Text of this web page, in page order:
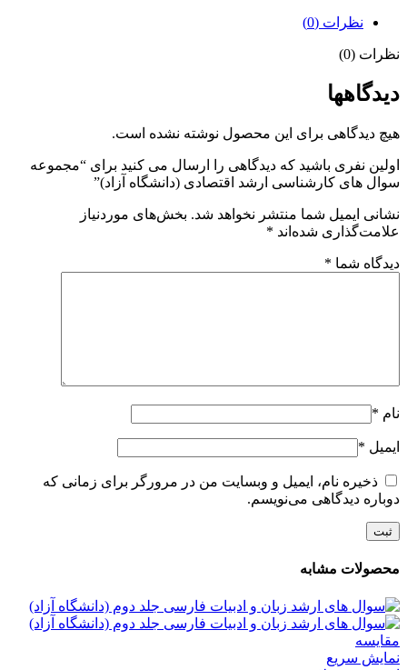
نظرات (0)
نظرات (0)
دیدگاهها
هیچ دیدگاهی برای این محصول نوشته نشده است.
اولین نفری باشید که دیدگاهی را ارسال می کنید برای “مجموعه
سوال های کارشناسی ارشد اقتصادی (دانشگاه آزاد)”
نشانی ایمیل شما منتشر نخواهد شد. بخش‌های موردنیاز
علامت‌گذاری شده‌اند *
دیدگاه شما *
نام *
ایمیل *
ذخیره نام، ایمیل و وبسایت من در مرورگر برای زمانی که
دوباره دیدگاهی می‌نویسم.
محصولات مشابه
مقايسه
نمایش سریع